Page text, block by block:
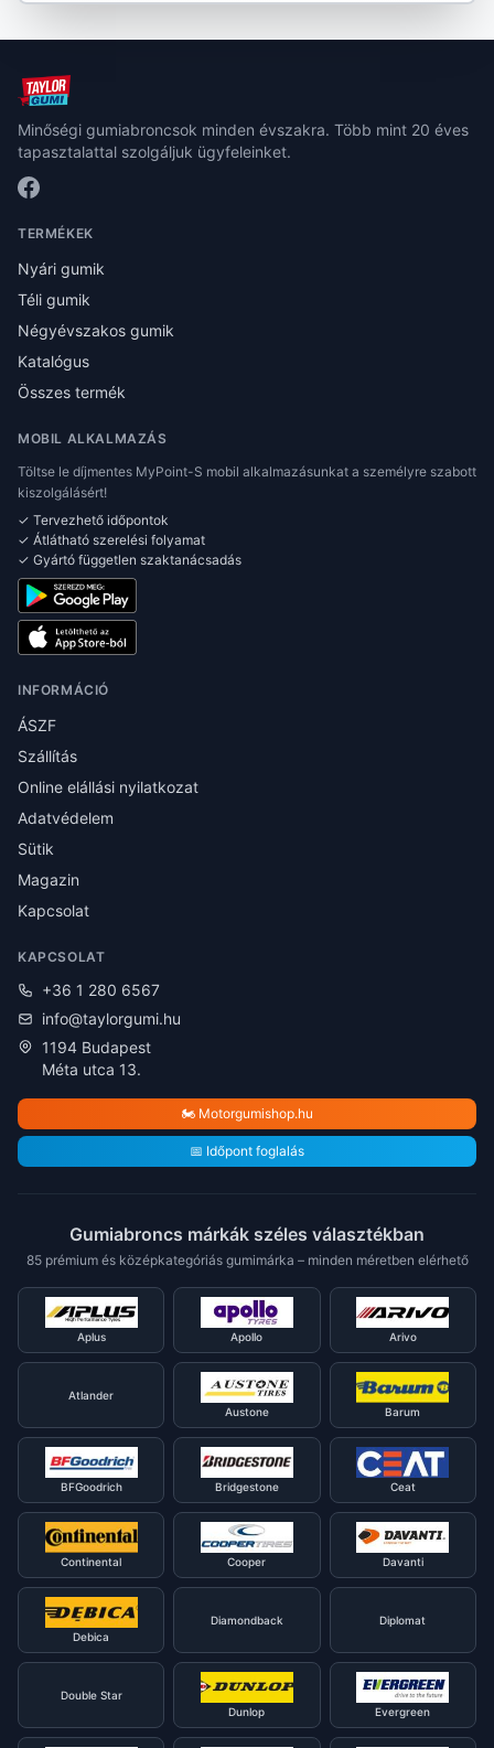
Minőségi gumiabroncsok minden évszakra. Több mint 20 éves
tapasztalattal szolgáljuk ügyfeleinket.
TERMÉKEK
Nyári gumik
Téli gumik
Négyévszakos gumik
Katalógus
Összes termék
MOBIL ALKALMAZÁS
Töltse le díjmentes MyPoint-S mobil alkalmazásunkat a személyre szabott
kiszolgálásért!
✓ Tervezhető időpontok
✓ Átlátható szerelési folyamat
✓ Gyártó független szaktanácsadás
INFORMÁCIÓ
ÁSZF
Szállítás
Online elállási nyilatkozat
Adatvédelem
Sütik
Magazin
Kapcsolat
KAPCSOLAT
+36 1 280 6567
info@taylorgumi.hu
1194 Budapest
Méta utca 13.
🏍️ Motorgumishop.hu
📅 Időpont foglalás
Gumiabroncs márkák széles választékban
85 prémium és középkategóriás gumimárka – minden méretben elérhető
Aplus Apollo Arivo
Atlander
Austone
Barum
BFGoodrich Bridgestone Ceat
Continental Cooper Davanti
Debica
Diamondback Diplomat
Double Star
Dunlop
Evergreen